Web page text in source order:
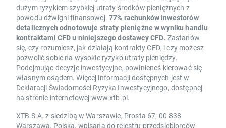
dużym ryzykiem szybkiej utraty środków pieniężnych z
powodu dźwigni finansowej. 77% rachunków inwestorów
detalicznych odnotowuje straty pieniężne w wyniku handlu
kontraktami CFD u niniejszego dostawcy CFD. Zastanów
się, czy rozumiesz, jak działają kontrakty CFD, i czy możesz
pozwolić sobie na wysokie ryzyko utraty pieniędzy.
Podejmując decyzje inwestycyjne, powinieneś kierować się
własnym osądem. Więcej informacji dostępnych jest w
Deklaracji Świadomości Ryzyka Inwestycyjnego, dostępnej
na stronie internetowej www.xtb.pl.
XTB S.A. z siedzibą w Warszawie, Prosta 67, 00-838
Warszawa, Polska, wpisana do rejestru przedsiębiorców